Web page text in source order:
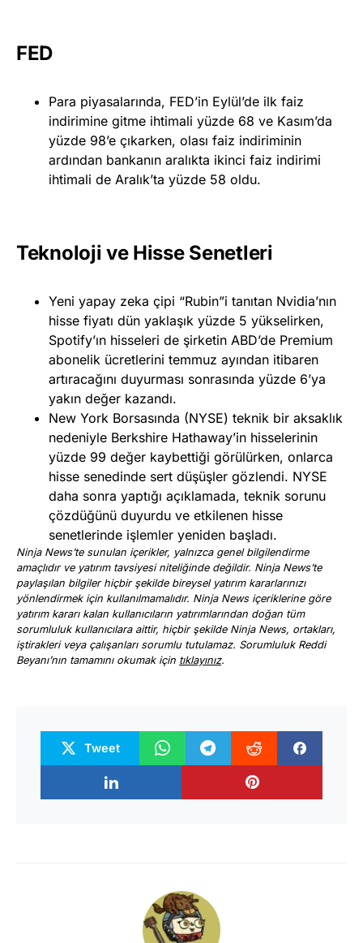
FED
Para piyasalarında, FED’in Eylül’de ilk faiz
indirimine gitme ihtimali yüzde 68 ve Kasım’da
yüzde 98’e çıkarken, olası faiz indiriminin
ardından bankanın aralıkta ikinci faiz indirimi
ihtimali de Aralık’ta yüzde 58 oldu.
Teknoloji ve Hisse Senetleri
Yeni yapay zeka çipi “Rubin”i tanıtan Nvidia’nın
hisse fiyatı dün yaklaşık yüzde 5 yükselirken,
Spotify’ın hisseleri de şirketin ABD’de Premium
abonelik ücretlerini temmuz ayından itibaren
artıracağını duyurması sonrasında yüzde 6’ya
yakın değer kazandı.
New York Borsasında (NYSE) teknik bir aksaklık
nedeniyle Berkshire Hathaway’in hisselerinin
yüzde 99 değer kaybettiği görülürken, onlarca
hisse senedinde sert düşüşler gözlendi. NYSE
daha sonra yaptığı açıklamada, teknik sorunu
çözdüğünü duyurdu ve etkilenen hisse
senetlerinde işlemler yeniden başladı.
Ninja News’te sunulan içerikler, yalnızca genel bilgilendirme
amaçlıdır ve yatırım tavsiyesi niteliğinde değildir. Ninja News’te
paylaşılan bilgiler hiçbir şekilde bireysel yatırım kararlarınızı
yönlendirmek için kullanılmamalıdır. Ninja News içeriklerine göre
yatırım kararı kalan kullanıcıların yatırımlarından doğan tüm
sorumluluk kullanıcılara aittir, hiçbir şekilde Ninja News, ortakları,
iştirakleri veya çalışanları sorumlu tutulamaz. Sorumluluk Reddi
Beyanı’nın tamamını okumak için tıklayınız.
Tweet